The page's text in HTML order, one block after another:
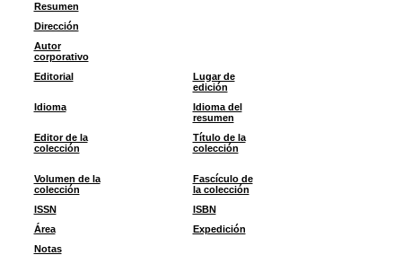
Resumen
Dirección
Autor
corporativo
Editorial
Lugar de
edición
Idioma
Idioma del
resumen
Editor de la
colección
Título de la
colección
Volumen de la
colección
Fascículo de
la colección
ISSN
ISBN
Área
Expedición
Notas